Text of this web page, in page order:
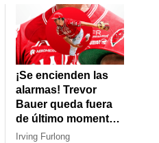
¡Se encienden las
alarmas! Trevor
Bauer queda fuera
de último momento
y preocupa a los
Irving Furlong